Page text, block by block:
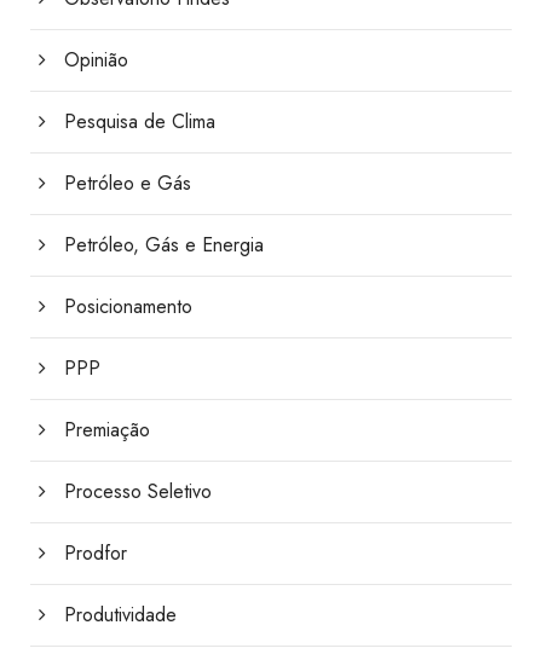
Opinião
Pesquisa de Clima
Petróleo e Gás
Petróleo, Gás e Energia
Posicionamento
PPP
Premiação
Processo Seletivo
Prodfor
Produtividade